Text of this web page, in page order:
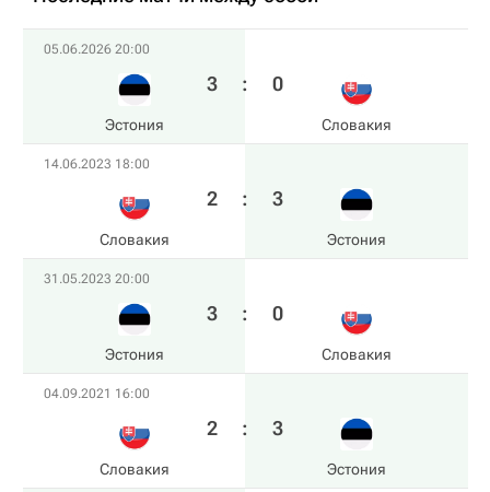
05.06.2026 20:00
Эстония
3 : 0
Словакия
14.06.2023 18:00
Словакия
2 : 3
Эстония
31.05.2023 20:00
Эстония
3 : 0
Словакия
04.09.2021 16:00
Словакия
2 : 3
Эстония